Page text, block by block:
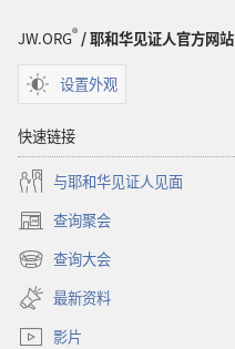
JW.ORG® / 耶和华见证人官方网站
设置外观
快速链接
与耶和华见证人见面
查询聚会
（打
开
新
窗
口）
查询大会
（打
开
新
窗
最新资料
影片